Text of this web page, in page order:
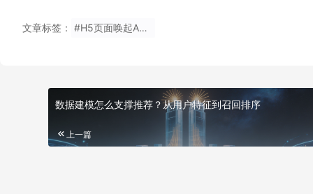
文章标签： #H5页面唤起Appp
数据建模怎么支撑推荐？从用户特征到召回排序
上一篇